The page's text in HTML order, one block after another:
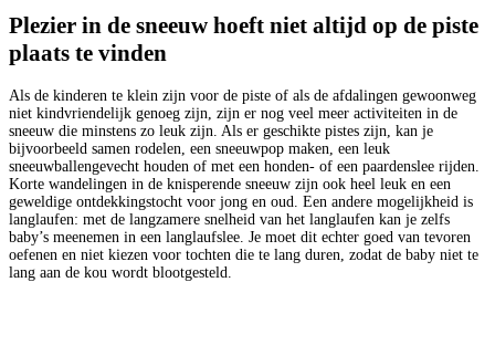
Plezier in de sneeuw hoeft niet altijd op de piste
plaats te vinden
Als de kinderen te klein zijn voor de piste of als de afdalingen gewoonweg
niet kindvriendelijk genoeg zijn, zijn er nog veel meer activiteiten in de
sneeuw die minstens zo leuk zijn. Als er geschikte pistes zijn, kan je
bijvoorbeeld samen rodelen, een sneeuwpop maken, een leuk
sneeuwballengevecht houden of met een honden- of een paardenslee rijden.
Korte wandelingen in de knisperende sneeuw zijn ook heel leuk en een
geweldige ontdekkingstocht voor jong en oud. Een andere mogelijkheid is
langlaufen: met de langzamere snelheid van het langlaufen kan je zelfs
baby’s meenemen in een langlaufslee. Je moet dit echter goed van tevoren
oefenen en niet kiezen voor tochten die te lang duren, zodat de baby niet te
lang aan de kou wordt blootgesteld.